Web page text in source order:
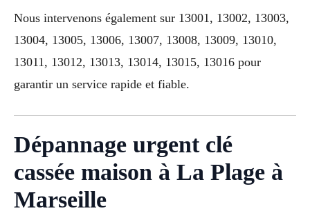
Nous intervenons également sur 13001, 13002, 13003,
13004, 13005, 13006, 13007, 13008, 13009, 13010,
13011, 13012, 13013, 13014, 13015, 13016 pour
garantir un service rapide et fiable.
Dépannage urgent clé
cassée maison à La Plage à
Marseille